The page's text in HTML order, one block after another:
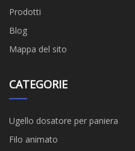
Prodotti
Blog
Mappa del sito
CATEGORIE
Ugello dosatore per paniera
Filo animato